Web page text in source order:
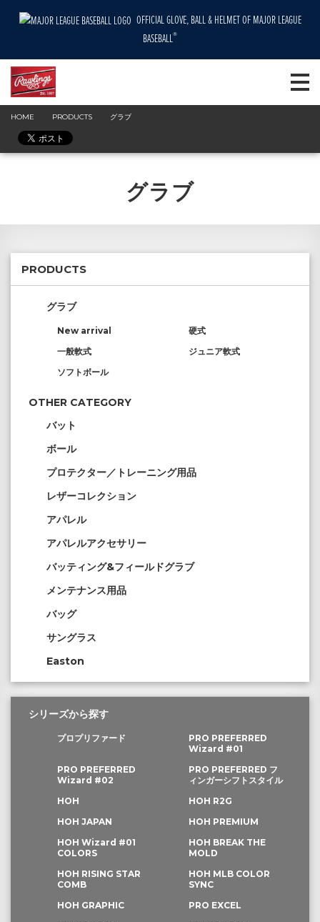
OFFICIAL GLOVE, BALL & HELMET OF MAJOR LEAGUE
BASEBALL
®
HOME PRODUCTS グラブ
グラブ
PRODUCTS
グラブ
New arrival
硬式
一般軟式
ジュニア軟式
ソフトボール
OTHER CATEGORY
バット
ボール
プロテクター／トレーニング用品
レザーコレクション
アパレル
アパレルアクセサリー
バッティング&フィールドグラブ
メンテナンス用品
バッグ
サングラス
Easton
シリーズから探す
プロプリファード
PRO PREFERRED
Wizard #01
PRO PREFERRED
Wizard #02
PRO PREFERRED フ
ィンガーシフトスタイル
HOH
HOH R2G
HOH JAPAN
HOH PREMIUM
HOH Wizard #01
COLORS
HOH BREAK THE
MOLD
HOH RISING STAR
COMB
HOH MLB COLOR
SYNC
HOH GRAPHIC
PRO EXCEL